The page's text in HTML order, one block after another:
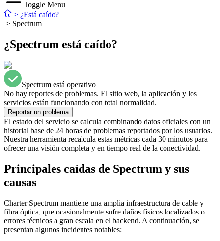
Toggle Menu
> ¿Está caído?
> Spectrum
¿Spectrum está caído?
Spectrum está operativo
No hay reportes de problemas. El sitio web, la aplicación y los
servicios están funcionando con total normalidad.
Reportar un problema
El estado del servicio se calcula combinando datos oficiales con un
historial base de 24 horas de problemas reportados por los usuarios.
Nuestra herramienta recalcula estas métricas cada 30 minutos para
ofrecer una visión completa y en tiempo real de la conectividad.
Principales caídas de Spectrum y sus
causas
Charter Spectrum mantiene una amplia infraestructura de cable y
fibra óptica, que ocasionalmente sufre daños físicos localizados o
errores técnicos a gran escala en el backend. A continuación, se
presentan algunos incidentes notables: